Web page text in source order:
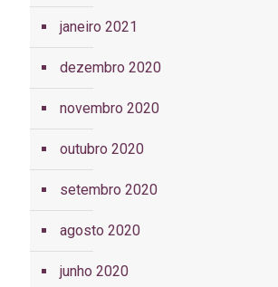
janeiro 2021
dezembro 2020
novembro 2020
outubro 2020
setembro 2020
agosto 2020
junho 2020